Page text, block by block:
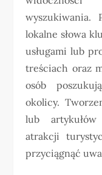
wyszukiwania.
lokalne słowa
usługami lub
treściach oraz
osób
okolicy.
lub
atrakcji
przyciągnąć